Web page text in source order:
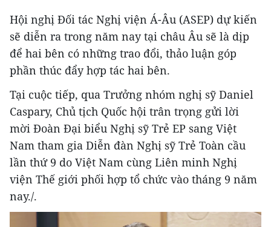
Hội nghị Đối tác Nghị viện Á-Âu (ASEP) dự kiến
sẽ diễn ra trong năm nay tại châu Âu sẽ là dịp
để hai bên có những trao đổi, thảo luận góp
phần thúc đẩy hợp tác hai bên.
Tại cuộc tiếp, qua Trưởng nhóm nghị sỹ Daniel
Caspary, Chủ tịch Quốc hội trân trọng gửi lời
mời Đoàn Đại biểu Nghị sỹ Trẻ EP sang Việt
Nam tham gia Diễn đàn Nghị sỹ Trẻ Toàn cầu
lần thứ 9 do Việt Nam cùng Liên minh Nghị
viện Thế giới phối hợp tổ chức vào tháng 9 năm
nay./.